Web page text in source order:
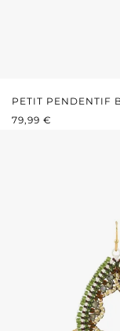
PETIT PENDENTIF
PRIX
79,99 €